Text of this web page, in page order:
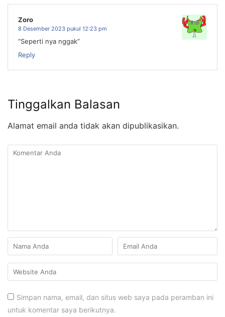
Zoro
8 Desember 2023 pukul 12:23 pm
“Seperti nya nggak”
Reply
Tinggalkan Balasan
Alamat email anda tidak akan dipublikasikan.
Simpan nama, email, dan situs web saya pada peramban ini
untuk komentar saya berikutnya.